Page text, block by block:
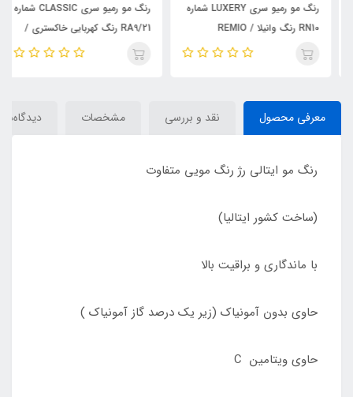
رنگ مو رمیو سری LUXERY شماره
RN10 رنگ وانیلا / REMIO
رنگ مو رمیو سری CLASSIC شماره
RA9/21 رنگ کهربایی خاکستری /
REMIO
معرفی محصول نقد و بررسی مشخصات دیدگاه‌ها
رنگ مو ایتالی رژ رنگ مویی متفاوت
(ساخت کشور ایتالیا)
با ماندگاری و براقیت بالا
حاوی بدون آمونیاک (زیر یک درصد گاز آمونیاک )
حاوی ویتامین C